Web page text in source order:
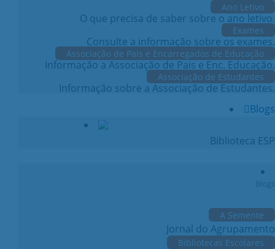
Ano Letivo
O que precisa de saber sobre o ano letivo.
Exames
Consulte a informação sobre os exames.
Associação de Pais e Encarregados de Educação
Informação a Associação de Pais e Enc. Educação.
Associação de Estudantes
Informação sobre a Associação de Estudantes.
Blogs
Biblioteca ESP
Blogs
A Semente
Jornal do Agrupamento
Bibliotecas Escolares